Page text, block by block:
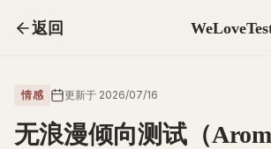
返回
情感 更新于 2026/07/16
无浪漫倾向测试（